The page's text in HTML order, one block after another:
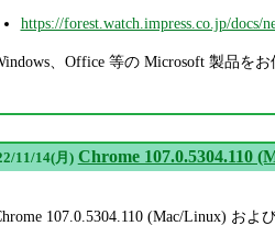
https://forest.watch.impress.co.jp/docs/
、Office 等の Microsoft 製品を
11/14(月) Chrome 107.0.5304.110
107.0.5304.110 (Mac/Linux) およ